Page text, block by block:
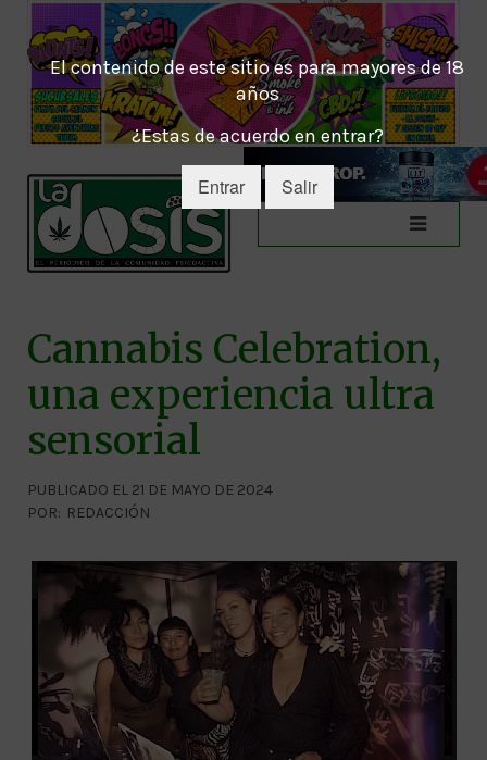
El contenido de este sitio es para mayores de 18
años
¿Estas de acuerdo en entrar?
Entrar Salir
Cannabis Celebration,
una experiencia ultra
sensorial
PUBLICADO EL 21 DE MAYO DE 2024
POR: REDACCIÓN